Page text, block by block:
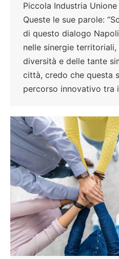
Piccola Industria
Queste le sue parole:
di questo dialogo
nelle sinergie
diversità e delle tante
città, credo che questa
percorso innovativo tra